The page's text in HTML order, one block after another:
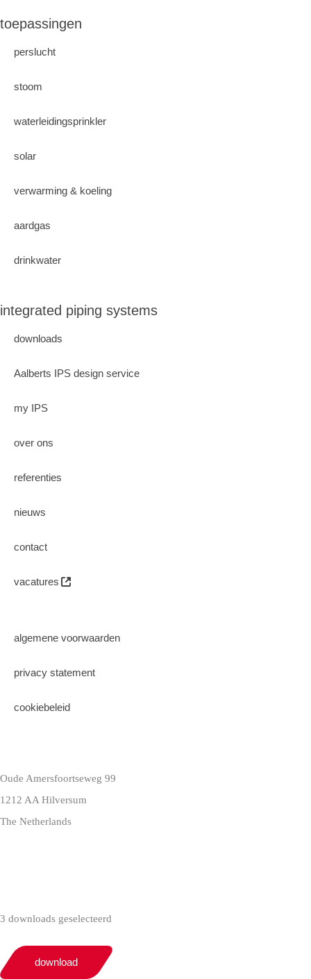
toepassingen
perslucht
stoom
waterleidingsprinkler
solar
verwarming & koeling
aardgas
drinkwater
integrated piping systems
downloads
Aalberts IPS design service
my IPS
over ons
referenties
nieuws
contact
vacatures
algemene voorwaarden
privacy statement
cookiebeleid
Oude Amersfoortseweg 99
1212 AA Hilversum
The Netherlands
3 downloads geselecteerd
download